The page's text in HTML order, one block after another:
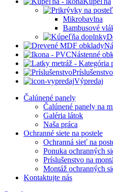
Mikrobavlna
Bambusové
Nástenné
Príslušenstvo
Výpredaj
Čalúnené panely
Čalúnené panely na
Galéria látok
Naša práca
Ochranné siete na postele
Ochranná sieť na
Ponuka ochranných
Príslušenstvo na
Montáž ochranných
Kontaktujte nás